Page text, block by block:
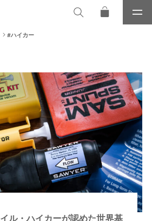
メ
ニ
#ハイカー
ル・ハイカーが認めた世界基